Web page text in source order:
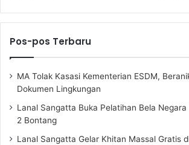
Pos-pos Terbaru
MA Tolak Kasasi Kementerian ESDM,
Dokumen Lingkungan
Lanal Sangatta Buka Pelatihan Bela Negara
2 Bontang
Lanal Sangatta Gelar Khitan Massal Gratis